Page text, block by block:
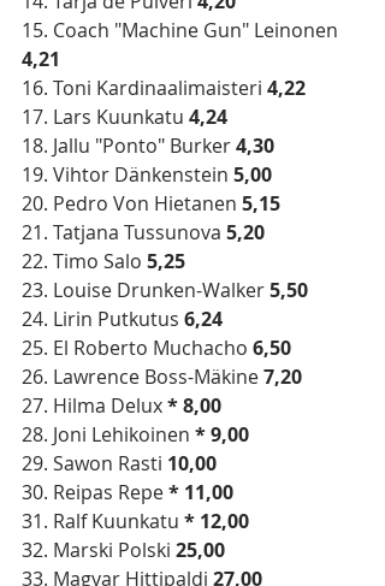
15. Coach "Machine Gun" Leinonen
4,21
16. Toni Kardinaalimaisteri 4,22
17. Lars Kuunkatu 4,24
18. Jallu "Ponto" Burker 4,30
19. Vihtor Dänkenstein 5,00
20. Pedro Von Hietanen 5,15
21. Tatjana Tussunova 5,20
22. Timo Salo 5,25
23. Louise Drunken-Walker 5,50
24. Lirin Putkutus 6,24
25. El Roberto Muchacho 6,50
26. Lawrence Boss-Mäkine 7,20
27. Hilma Delux * 8,00
28. Joni Lehikoinen * 9,00
29. Sawon Rasti 10,00
30. Reipas Repe * 11,00
31. Ralf Kuunkatu * 12,00
32. Marski Polski 25,00
33. Magyar Hittipaldi 27,00